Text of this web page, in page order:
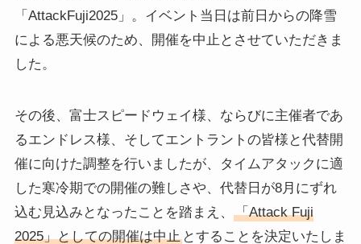
「AttackFuji2025」。イベント当日は前日からの降雪
による悪天候のため、開催を中止とさせていただきま
した。
その後、富士スピードウェイ様、ならびに主催者であ
るエンドレス様、そしてエントラントの皆様と代替開
催に向けた調整を行いましたが、タイムアタックに適
した寒冷期での開催の難しさや、代替日が8月にずれ
込む見込みとなったことを踏まえ、
「Attack Fuji
2025」としての開催は中止とすることを決定いたしま